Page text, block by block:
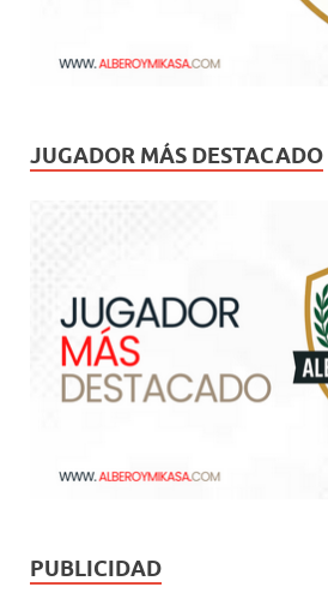
JUGADOR MÁS DESTACADO
PUBLICIDAD